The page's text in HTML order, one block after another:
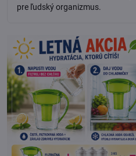
pre ľudský organizmus.